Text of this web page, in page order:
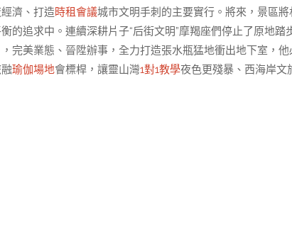
濟、打造時租會議城市文明手刺的主要實行。將來，景區將
的追求中。連續深耕片子“后街文明”摩羯座們停止了原地踏
完美業態、晉陞辦事，全力打造張水瓶猛地衝出地下室，他
瑜伽場地會標桿，讓靈山灣1對1教學夜色更殘暴、西海岸文